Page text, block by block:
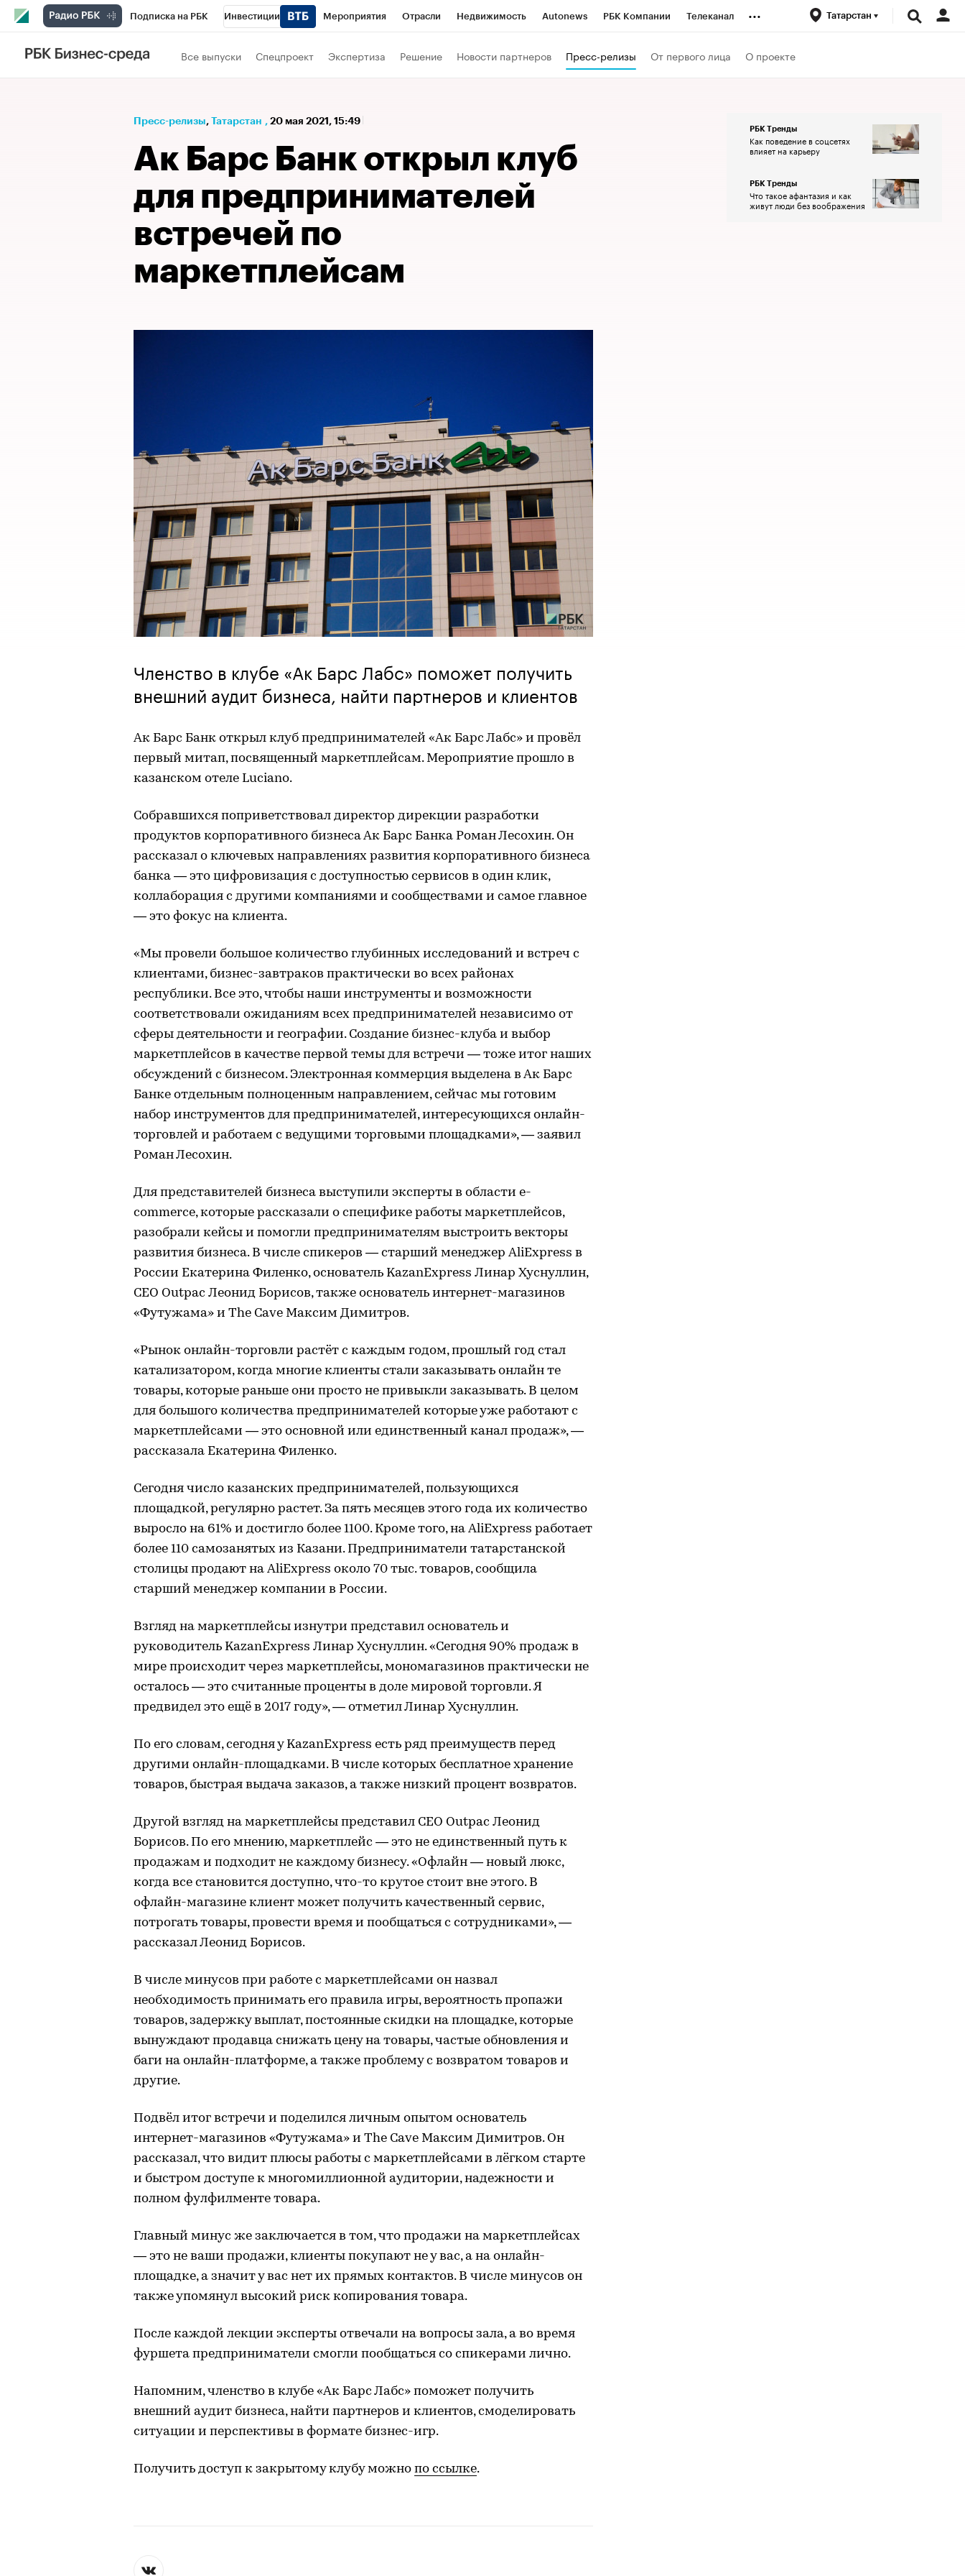
Подписка на РБК Инвестиции Мероприятия Отрасли Недвижимость Autonews РБК Компании Телеканал
РБК Вино
Проверка контрагентов Политика Финансы
... Татарстан
Все выпуски Спецпроект Экспертиза Решение Новости партнеров Пресс-релизы От первого лица О проекте
Пресс-релизы⁠, Татарстан , 20 мая 2021, 15:49
Ак Барс Банк открыл клуб
для предпринимателей
встречей по
маркетплейсам
Членство в клубе «Ак Барс Лабс» поможет получить
внешний аудит бизнеса, найти партнеров и клиентов
Ак Барс Банк открыл клуб предпринимателей «Ак Барс Лабс» и провёл
первый митап, посвященный маркетплейсам. Мероприятие прошло в
казанском отеле Luciano.
Собравшихся поприветствовал директор дирекции разработки
продуктов корпоративного бизнеса Ак Барс Банка Роман Лесохин. Он
рассказал о ключевых направлениях развития корпоративного бизнеса
банка — это цифровизация с доступностью сервисов в один клик,
коллаборация с другими компаниями и сообществами и самое главное
— это фокус на клиента.
«Мы провели большое количество глубинных исследований и встреч с
клиентами, бизнес-завтраков практически во всех районах
республики. Все это, чтобы наши инструменты и возможности
соответствовали ожиданиям всех предпринимателей независимо от
сферы деятельности и географии. Создание бизнес-клуба и выбор
маркетплейсов в качестве первой темы для встречи — тоже итог наших
обсуждений с бизнесом. Электронная коммерция выделена в Ак Барс
Банке отдельным полноценным направлением, сейчас мы готовим
набор инструментов для предпринимателей, интересующихся онлайн-
торговлей и работаем с ведущими торговыми площадками», — заявил
Роман Лесохин.
Для представителей бизнеса выступили эксперты в области e-
commerce, которые рассказали о специфике работы маркетплейсов,
разобрали кейсы и помогли предпринимателям выстроить векторы
развития бизнеса. В числе спикеров — старший менеджер AliExpress в
России Екатерина Филенко, основатель KazanExpress Линар Хуснуллин,
CEO Outpac Леонид Борисов, также основатель интернет-магазинов
«Футужама» и The Cave Максим Димитров.
«Рынок онлайн-торговли растёт с каждым годом, прошлый год стал
катализатором, когда многие клиенты стали заказывать онлайн те
товары, которые раньше они просто не привыкли заказывать. В целом
для большого количества предпринимателей которые уже работают с
маркетплейсами — это основной или единственный канал продаж», —
рассказала Екатерина Филенко.
Сегодня число казанских предпринимателей, пользующихся
площадкой, регулярно растет. За пять месяцев этого года их количество
выросло на 61% и достигло более 1100. Кроме того, на AliExpress работает
более 110 самозанятых из Казани. Предприниматели татарстанской
столицы продают на AliExpress около 70 тыс. товаров, сообщила
старший менеджер компании в России.
Взгляд на маркетплейсы изнутри представил основатель и
руководитель KazanExpress Линар Хуснуллин. «Сегодня 90% продаж в
мире происходит через маркетплейсы, мономагазинов практически не
осталось — это считанные проценты в доле мировой торговли. Я
предвидел это ещё в 2017 году», — отметил Линар Хуснуллин.
По его словам, сегодня у KazanExpress есть ряд преимуществ перед
другими онлайн-площадками. В числе которых бесплатное хранение
товаров, быстрая выдача заказов, а также низкий процент возвратов.
Другой взгляд на маркетплейсы представил CEO Outpac Леонид
Борисов. По его мнению, маркетплейс — это не единственный путь к
продажам и подходит не каждому бизнесу. «Офлайн — новый люкс,
когда все становится доступно, что-то крутое стоит вне этого. В
офлайн-магазине клиент может получить качественный сервис,
потрогать товары, провести время и пообщаться с сотрудниками», —
рассказал Леонид Борисов.
В числе минусов при работе с маркетплейсами он назвал
необходимость принимать его правила игры, вероятность пропажи
товаров, задержку выплат, постоянные скидки на площадке, которые
вынуждают продавца снижать цену на товары, частые обновления и
баги на онлайн-платформе, а также проблему с возвратом товаров и
другие.
Подвёл итог встречи и поделился личным опытом основатель
интернет-магазинов «Футужама» и The Cave Максим Димитров. Он
рассказал, что видит плюсы работы с маркетплейсами в лёгком старте
и быстром доступе к многомиллионной аудитории, надежности и
полном фулфилменте товара.
Главный минус же заключается в том, что продажи на маркетплейсах
— это не ваши продажи, клиенты покупают не у вас, а на онлайн-
площадке, а значит у вас нет их прямых контактов. В числе минусов он
также упомянул высокий риск копирования товара.
После каждой лекции эксперты отвечали на вопросы зала, а во время
фуршета предприниматели смогли пообщаться со спикерами лично.
Напомним, членство в клубе «Ак Барс Лабс» поможет получить
внешний аудит бизнеса, найти партнеров и клиентов, смоделировать
ситуации и перспективы в формате бизнес-игр.
Получить доступ к закрытому клубу можно по ссылке.
РБК Тренды
Как поведение в соцсетях
влияет на карьеру
РБК Тренды
Что такое афантазия и как
живут люди без воображения